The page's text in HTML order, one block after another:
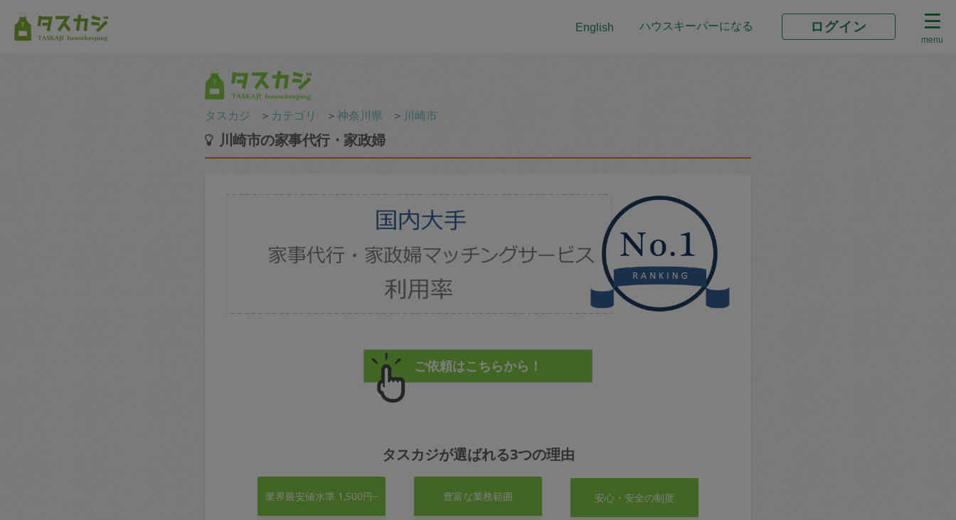
English ハウスキーパーになる ログイン
menu
タスカジ ＞ カテゴリ ＞神奈川県 ＞ 川崎市
川崎市の家事代行・家政婦
タスカジが選ばれる3つの理由
業界最安値水準 1,500円~ 豊富な業務範囲 安心・安全の制度